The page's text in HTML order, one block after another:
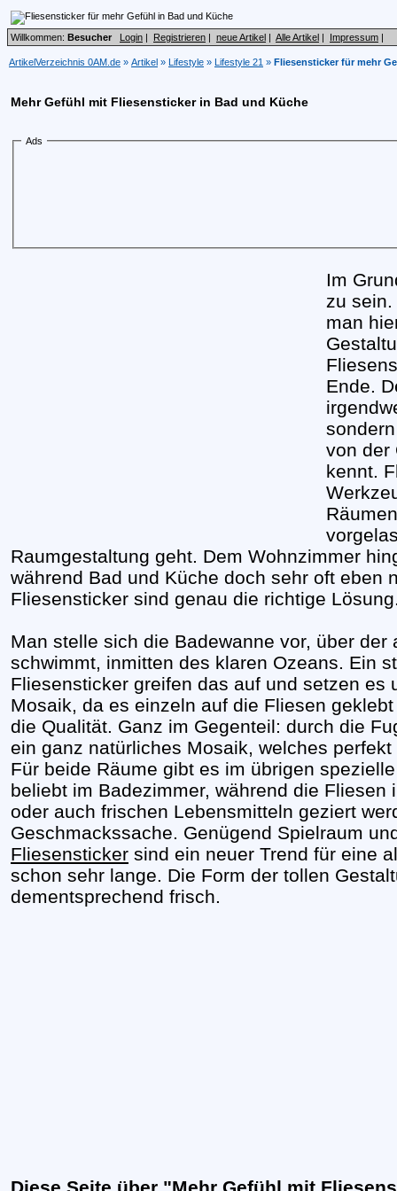
Willkommen: Besucher Login | Registrieren | neue Artikel | Alle Artikel | Impressum |
ArtikelVerzeichnis 0AM.de » Artikel » Lifestyle » Lifestyle 21 » Fliesensticker für mehr
Mehr Gefühl mit Fliesensticker in Bad und Küche
Ads
Im
zu
man
Ende.
von der
kennt.
Raumgestaltung geht. Dem Wohnzimmer
während Bad und Küche doch sehr oft eben
Fliesensticker sind genau die richtige
Man stelle sich die Badewanne vor, über der
schwimmt, inmitten des klaren Ozeans. Ein
Fliesensticker greifen das auf und setzen es
Mosaik, da es einzeln auf die Fliesen
die Qualität. Ganz im Gegenteil: durch die
ein ganz natürliches Mosaik, welches
Für beide Räume gibt es im übrigen
beliebt im Badezimmer, während die
oder auch frischen Lebensmitteln geziert
Geschmackssache. Genügend Spielraum
Fliesensticker sind ein neuer Trend für eine
schon sehr lange. Die Form der tollen
dementsprechend frisch.
Diese Seite über "Mehr Gefühl mit